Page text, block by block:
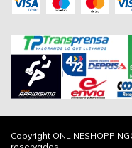
Copyright